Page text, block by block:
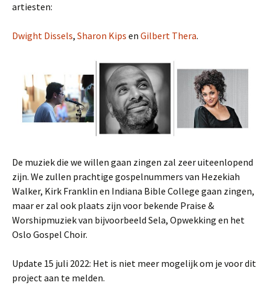
artiesten:
Dwight Dissels, Sharon Kips en Gilbert Thera.
De muziek die we willen gaan zingen zal zeer uiteenlopend
zijn. We zullen prachtige gospelnummers van Hezekiah
Walker, Kirk Franklin en Indiana Bible College gaan zingen,
maar er zal ook plaats zijn voor bekende Praise &
Worshipmuziek van bijvoorbeeld Sela, Opwekking en het
Oslo Gospel Choir.
Update 15 juli 2022: Het is niet meer mogelijk om je voor dit
project aan te melden.